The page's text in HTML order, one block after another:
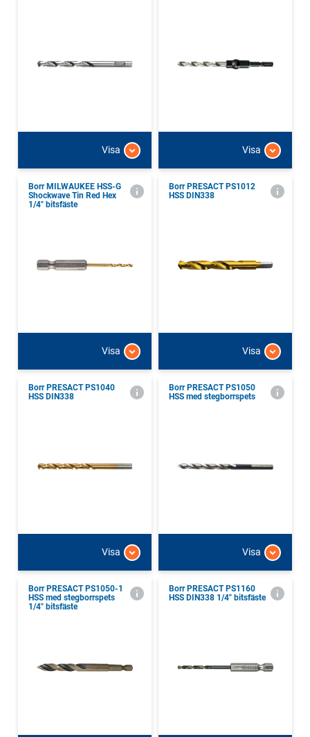
Visa Visa
Borr MILWAUKEE HSS-G
Shockwave Tin Red Hex
1/4" bitsfäste
Visa
Borr PRESACT PS1012
HSS DIN338
Visa
Borr PRESACT PS1040
HSS DIN338
Visa
Borr PRESACT PS1050
HSS med stegborrspets
Visa
Borr PRESACT PS1050-1
HSS med stegborrspets
1/4" bitsfäste
Borr PRESACT PS1160
HSS DIN338 1/4" bitsfäste